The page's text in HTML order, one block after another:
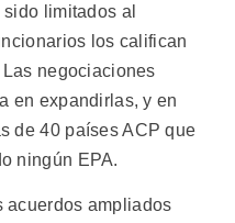
limitados al
los califican
negociaciones
en expandirlas, y en
de 40 países ACP que
ningún EPA.
acuerdos ampliados